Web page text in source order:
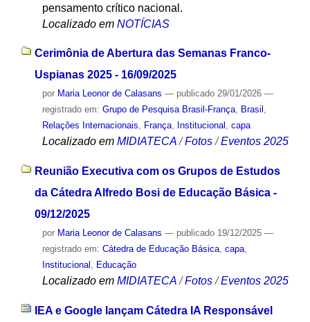
pensamento crítico nacional.
Localizado em NOTÍCIAS
Cerimônia de Abertura das Semanas Franco-
Uspianas 2025 - 16/09/2025
por Maria Leonor de Calasans — publicado29/01/2026 —
registrado em: Grupo de Pesquisa Brasil-França, Brasil ,
Relações Internacionais, França, Institucional , capa
Localizado em MIDIATECA /Fotos /Eventos 2025
Reunião Executiva com os Grupos de Estudos
da Cátedra Alfredo Bosi de Educação Básica -
09/12/2025
por Maria Leonor de Calasans — publicado19/12/2025 —
registrado em: Cátedra de Educação Básica, capa,
Institucional , Educação
Localizado em MIDIATECA /Fotos /Eventos 2025
IEA e Google lançam Cátedra IA Responsável